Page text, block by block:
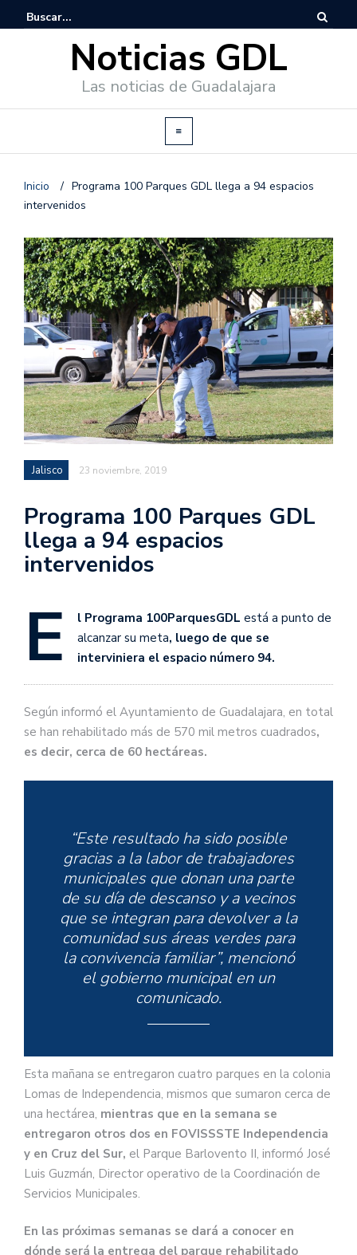
Noticias GDL
Las noticias de Guadalajara
Inicio / Programa 100 Parques GDL llega a 94 espacios
intervenidos
Jalisco 23 noviembre, 2019
Programa 100 Parques GDL
llega a 94 espacios
intervenidos
E l Programa 100ParquesGDL está a punto de
alcanzar su meta, luego de que se
interviniera el espacio número 94.
Según informó el Ayuntamiento de Guadalajara, en total
se han rehabilitado más de 570 mil metros cuadrados,
es decir, cerca de 60 hectáreas.
“Este resultado ha sido posible
gracias a la labor de trabajadores
municipales que donan una parte
de su día de descanso y a vecinos
que se integran para devolver a la
comunidad sus áreas verdes para
la convivencia familiar”, mencionó
el gobierno municipal en un
comunicado.
Esta mañana se entregaron cuatro parques en la colonia
Lomas de Independencia, mismos que sumaron cerca de
una hectárea, mientras que en la semana se
entregaron otros dos en FOVISSSTE Independencia
y en Cruz del Sur, el Parque Barlovento II, informó José
Luis Guzmán, Director operativo de la Coordinación de
Servicios Municipales.
En las próximas semanas se dará a conocer en
dónde será la entrega del parque rehabilitado